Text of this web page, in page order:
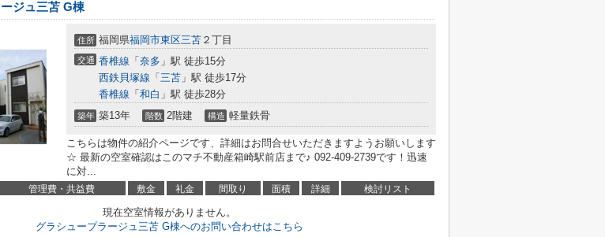
ジュ三苫 G棟
住所 福岡県福岡市東区三苫 ２丁目
交通 香椎線 「 奈多 」駅 徒歩15分
西鉄貝塚線 「 三苫 」駅 徒歩17分
香椎線 「 和白 」駅 徒歩28分
築年 築13年 階数 2階建 構造 軽量鉄骨
こちらは物件の紹介ページです、詳細はお問合せいただきますようお願いします
☆ 最新の空室確認はこのマチ不動産箱崎駅前店まで♪ 092-409-2739です！迅速
に対...
管理費・共益費 敷金 礼金 間取り 面積 詳細 検討リスト
現在空室情報がありません。
グラシュープラージュ三苫 G棟へのお問い合わせはこちら